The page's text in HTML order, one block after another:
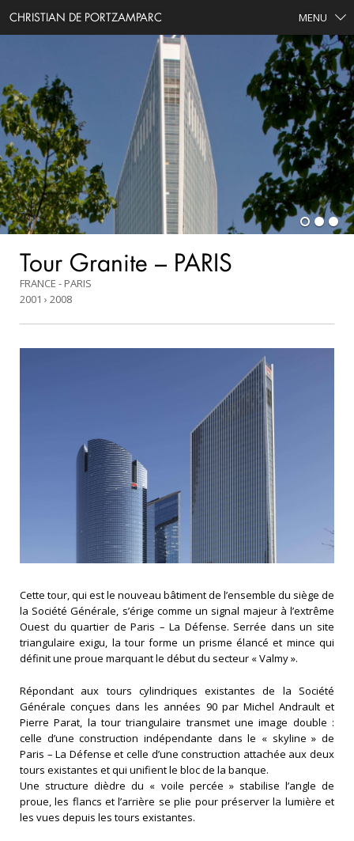
CHRISTIAN DE PORTZAMPARC MENU
Tour Granite – PARIS
FRANCE - PARIS
2001 › 2008
Cette tour, qui est le nouveau bâtiment de l’ensemble du siège de
la Société Générale, s’érige comme un signal majeur à l’extrême
Ouest du quartier de Paris – La Défense. Serrée dans un site
triangulaire exigu, la tour forme un prisme élancé et mince qui
définit une proue marquant le début du secteur « Valmy ».
Répondant aux tours cylindriques existantes de la Société
Générale conçues dans les années 90 par Michel Andrault et
Pierre Parat, la tour triangulaire transmet une image double :
celle d’une construction indépendante dans le « skyline » de
Paris – La Défense et celle d’une construction attachée aux deux
tours existantes et qui unifient le bloc de la banque.
Une structure dièdre du « voile percée » stabilise l’angle de
proue, les flancs et l’arrière se plie pour préserver la lumière et
les vues depuis les tours existantes.